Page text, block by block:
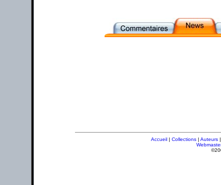
Accueil | Collections | Auteurs